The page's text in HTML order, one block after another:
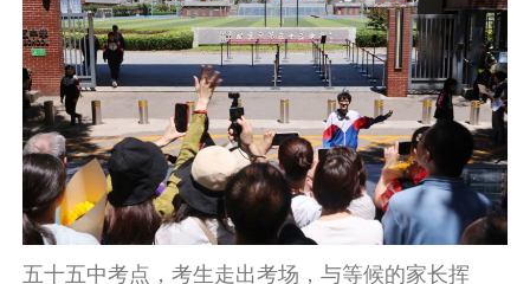
五十五中考点，考生走出考场，与等候的家长挥